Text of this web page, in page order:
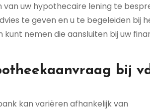
uw hypothecaire lening te
te geven en u te begeleiden bij
nemen die aansluiten bij uw
bij
kan variëren afhankelijk van